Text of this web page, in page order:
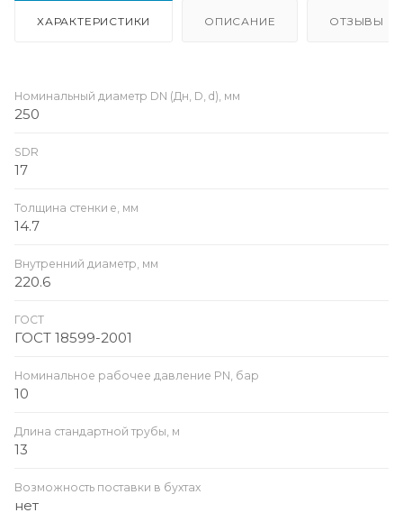
ХАРАКТЕРИСТИКИ ОПИСАНИЕ ОТЗЫВЫ
Номинальный диаметр DN (Дн, D, d), мм
250
SDR
17
Толщина стенки e, мм
14.7
Внутренний диаметр, мм
220.6
ГОСТ
ГОСТ 18599-2001
Номинальное рабочее давление PN, бар
10
Длина стандартной трубы, м
13
Возможность поставки в бухтах
нет